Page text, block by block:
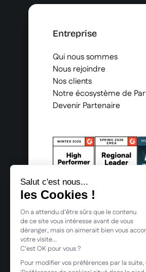
Entreprise
Qui nous sommes
Nous rejoindre
Nos clients
Notre écosystème de
Devenir Partenaire
Beedeez,